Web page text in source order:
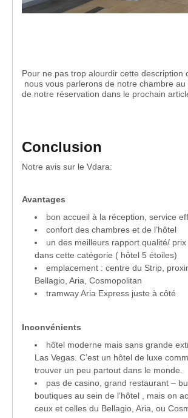
Pour ne pas trop alourdir cette description
nous vous parlerons de notre chambre
de notre réservation dans le prochain
Conclusion
Notre avis sur le Vdara:
Avantages
bon accueil à la réception, service
confort des chambres et de l’hôtel
un des meilleurs rapport qualité/
dans cette catégorie ( hôtel 5 étoiles)
emplacement : centre du Strip,
Bellagio, Aria, Cosmopolitan
tramway Aria Express juste à côté
Inconvénients
hôtel moderne mais sans grande
Las Vegas. C’est un hôtel de luxe
trouver un peu partout dans le monde.
pas de casino, grand restaurant –
boutiques au sein de l’hôtel , mais on
ceux et celles du Bellagio, Aria, ou